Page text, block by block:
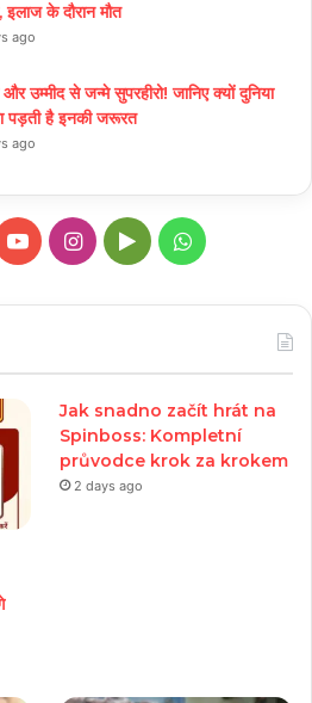
इलाज के दौरान मौत
ago
उम्मीद से जन्मे सुपरहीरो! जानिए क्यों दुनिया
पड़ती है इनकी जरूरत
ago
YouTubeInstagram
GoogleWhatsApp
Jak snadno začít hrát na
Spinboss: Kompletní
průvodce krok za krokem
2 days ago